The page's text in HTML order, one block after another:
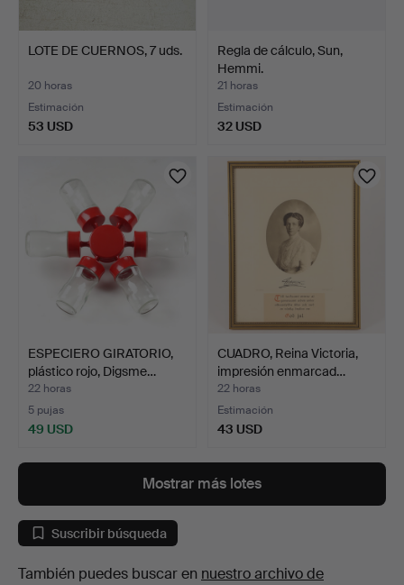
LOTE DE CUERNOS, 7 uds.
20 horas
Estimación
53 USD
Regla de cálculo, Sun,
Hemmi.
21 horas
Estimación
32 USD
ESPECIERO GIRATORIO,
plástico rojo, Digsme…
22 horas
5 pujas
49 USD
CUADRO, Reina Victoria,
impresión enmarcad…
22 horas
Estimación
43 USD
Mostrar más lotes
Suscribir búsqueda
También puedes buscar en nuestro archivo de